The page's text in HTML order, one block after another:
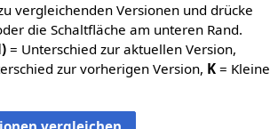
vergleichenden Versionen und drücke
die Schaltfläche am unteren Rand.
= Unterschied zur aktuellen Version,
zur vorherigen Version, K= Kleine